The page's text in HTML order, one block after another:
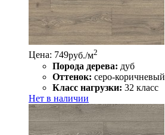
Цена: 749руб./м2
Порода дерева: дуб
Оттенок: серо-коричневый
Класс нагрузки: 32 класс
Нет в наличии